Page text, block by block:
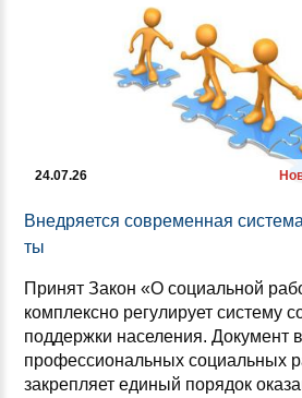
24.07.26
Внед­ря­ет­ся сов­ре­мен­ная
ты
Принят Закон «О социальной
комплексно регулирует систему
поддержки населения. Документ
профессиональных социальных
закрепляет единый порядок